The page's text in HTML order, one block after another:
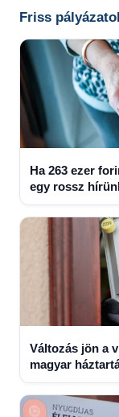
Friss
Ha 263 ezer
egy rossz
Változás jön a
magyar